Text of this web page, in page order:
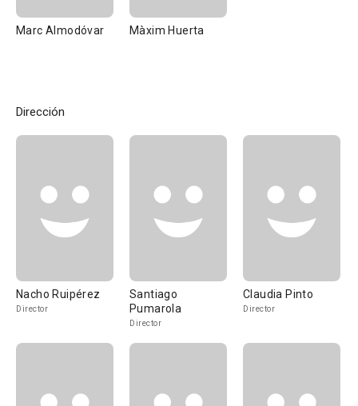
Marc Almodóvar Màxim Huerta
Dirección
Nacho Ruipérez
Director
Santiago
Pumarola
Director
Claudia Pinto
Director